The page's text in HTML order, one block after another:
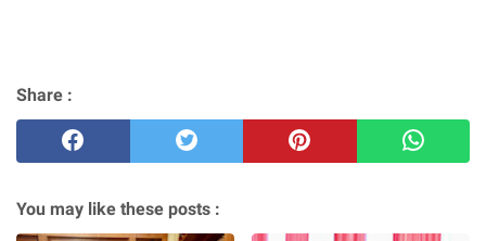
Share :
You may like these posts :